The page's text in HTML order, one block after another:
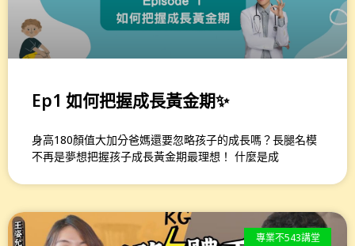
Ep1 如何把握成長黃金期✨
身高180顏值大加分爸媽還要忽略孩子的成長嗎？長腿名模
不再是夢想把握孩子成長黃金期最理想！ 什麼是成
專業不543講堂